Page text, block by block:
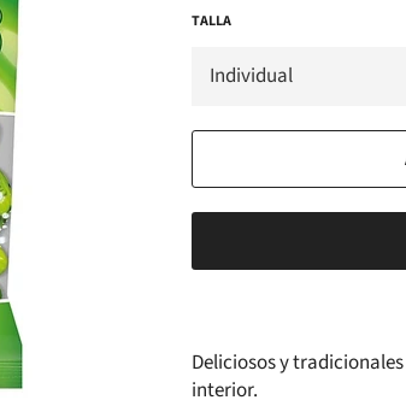
TALLA
Deliciosos y
interior.